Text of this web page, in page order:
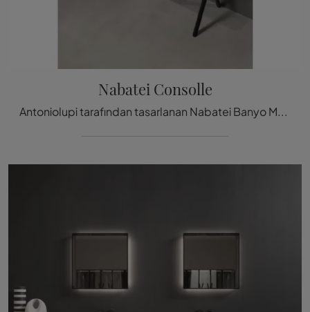
Nabatei Consolle
Antoniolupi tarafından tasarlanan Nabatei Banyo Mobilisi: Tıklamanız ve markanın taş zeminli banyo mobilyaları ve akses